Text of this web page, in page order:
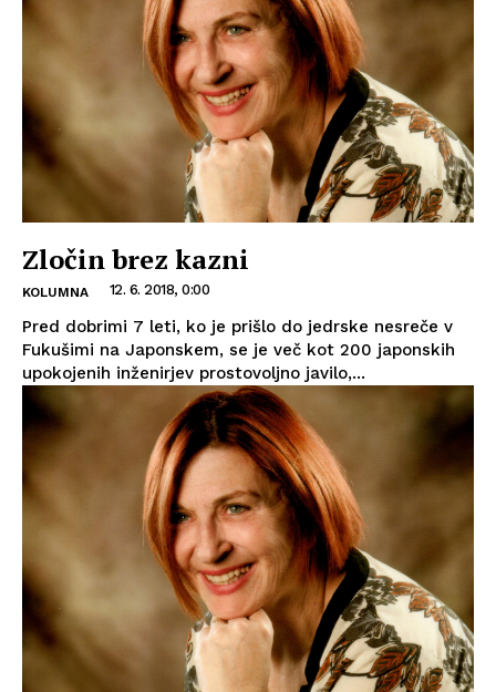
Zločin brez kazni
KOLUMNA 12. 6. 2018, 0:00
Pred dobrimi 7 leti, ko je prišlo do jedrske nesreče v
Fukušimi na Japonskem, se je več kot 200 japonskih
upokojenih inženirjev prostovoljno javilo,...